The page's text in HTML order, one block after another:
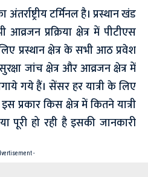
टर्मिनल है। प्रस्थान खंड
प्रक्रिया क्षेत्र में पीटीएस
प्रस्थान क्षेत्र के सभी आठ प्रवेश
जांच क्षेत्र और आव्रजन क्षेत्र में
गये हैं। सेंसर हर यात्री के लिए
प्रकार किस क्षेत्र में कितने यात्री
पूरी हो रही है इसकी जानकारी
-